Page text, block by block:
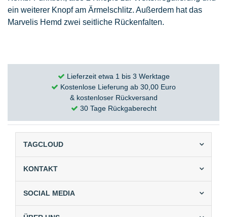
ein weiterer Knopf am Ärmelschlitz. Außerdem hat das
Marvelis Hemd zwei seitliche Rückenfalten.
Lieferzeit etwa 1 bis 3 Werktage
Kostenlose Lieferung ab 30,00 Euro
& kostenloser Rückversand
30 Tage Rückgaberecht
TAGCLOUD
KONTAKT
SOCIAL MEDIA